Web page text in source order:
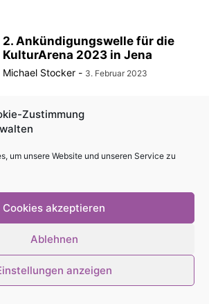
Zustimmung
um unsere Website und unseren Service zu
Cookies akzeptieren
Ablehnen
anzeigen
2. Ankündigungswelle für die
KulturArena 2023 in Jena
Michael Stocker - 3. Februar 2023
tam.tam 2026